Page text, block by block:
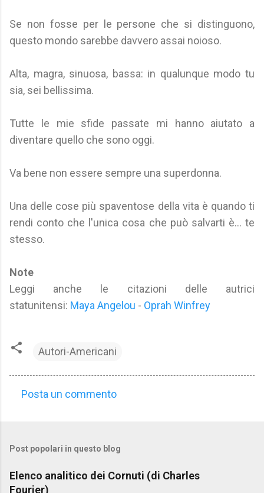
Se non fosse per le persone che si distinguono,
questo mondo sarebbe davvero assai noioso.
Alta, magra, sinuosa, bassa: in qualunque modo tu
sia, sei bellissima.
Tutte le mie sfide passate mi hanno aiutato a
diventare quello che sono oggi.
Va bene non essere sempre una superdonna.
Una delle cose più spaventose della vita è quando ti
rendi conto che l'unica cosa che può salvarti è... te
stesso.
Note
Leggi anche le citazioni delle autrici
statunitensi: Maya Angelou - Oprah Winfrey
Autori-Americani
m
e
n
Posta un commento
Post popolari in questo blog
Elenco analitico dei Cornuti (di Charles
Fourier)